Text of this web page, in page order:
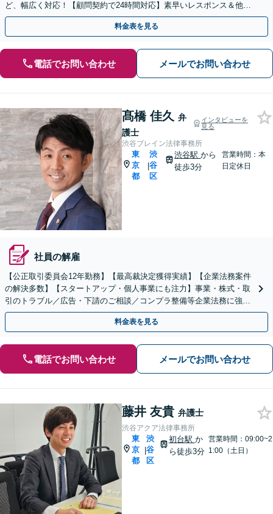
ど、幅広く対応！【顧問契約で24時間対応】素早いレスポンス＆他士
業連携可【英語・韓国語対応】
料金表を見る
電話でお問い合わせ メールでお問い合わせ
髙橋 佳久 弁
護士
インタビューを
見る
渋谷ブレイン法律事務所
東
京
都
|
渋
谷
区
渋谷駅から
徒歩3分
営業時間：本
日定休日
社員の解雇
【公正取引委員会12年勤務】【最高裁決定獲得実績】【企業法務案件
の解決多数】【スタートアップ・個人事業にも注力】事業・株式・取
引のトラブル／広告・下請のご相談／コンプラ整備等企業法務に強
み。株式の相続／誹謗中傷対策にも幅広く対応！渋谷駅３分
料金表を見る
電話でお問い合わせ メールでお問い合わせ
藤井 友貴 弁護士
渋谷アクア法律事務所
東
京
都
|
渋
谷
区
初台駅 か
ら徒歩3分
営業時間：09:00~2
1:00（土日）